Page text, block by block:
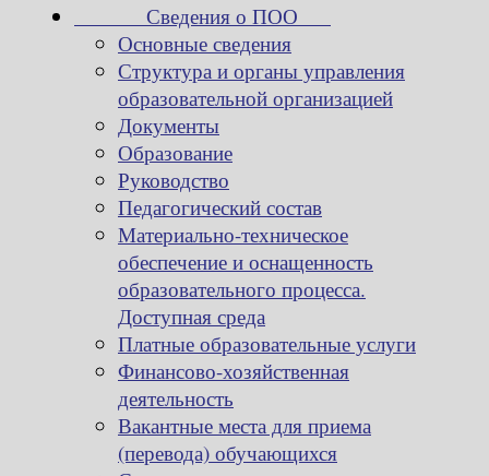
Сведения о ПОО
Основные сведения
Структура и органы управления
образовательной организацией
Документы
Образование
Руководство
Педагогический состав
Материально-техническое
обеспечение и оснащенность
образовательного процесса.
Доступная среда
Платные образовательные услуги
Финансово-хозяйственная
деятельность
Вакантные места для приема
(перевода) обучающихся